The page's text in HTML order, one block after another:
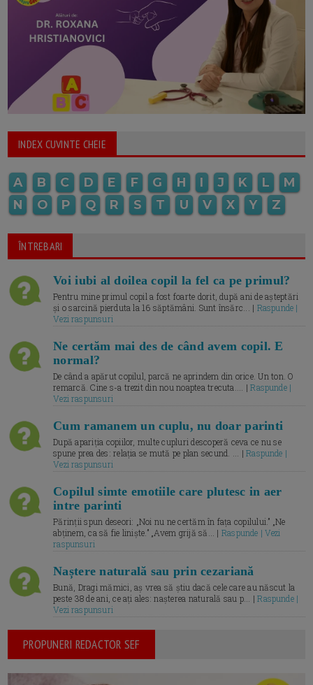
INDEX CUVINTE CHEIE
A B C D E F G H I J K L
M
N
O P Q R S T U V X Y Z
ÎNTREBARI
Voi iubi al doilea copil la fel ca pe primul?
Pentru mine primul copil a fost foarte dorit, după ani de așteptări
și o sarcină pierduta la 16 săptămâni. Sunt însărc... | Raspunde |
Vezi raspunsuri
Ne certăm mai des de când avem copil. E
normal?
De când a apărut copilul, parcă ne aprindem din orice. Un ton. O
remarcă. Cine s-a trezit din nou noaptea trecuta.... |Raspunde |
Vezi raspunsuri
Cum ramanem un cuplu, nu doar parinti
După apariția copiilor, multe cupluri descoperă ceva ce nu se
spune prea des: relația se mută pe plan secund. ... |Raspunde |
Vezi raspunsuri
Copilul simte emotiile care plutesc in aer
intre parinti
Părinții spun deseori: „Noi nu ne certăm în fața copilului.” „Ne
abținem, ca să fie liniște.” „Avem grijă să... | Raspunde | Vezi
raspunsuri
Naștere naturală sau prin cezariană
Bună, Dragi mămici, aș vrea să știu dacă cele care au născut la
peste 38 de ani, ce ați ales: nașterea naturală sau p... |Raspunde |
Vezi raspunsuri
PROPUNERI REDACTOR SEF